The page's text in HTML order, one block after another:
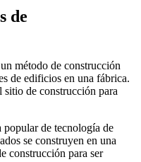
de
método de construcción
de edificios en una fábrica.
sitio de construcción para
de tecnología de
se construyen en una
construcción para ser